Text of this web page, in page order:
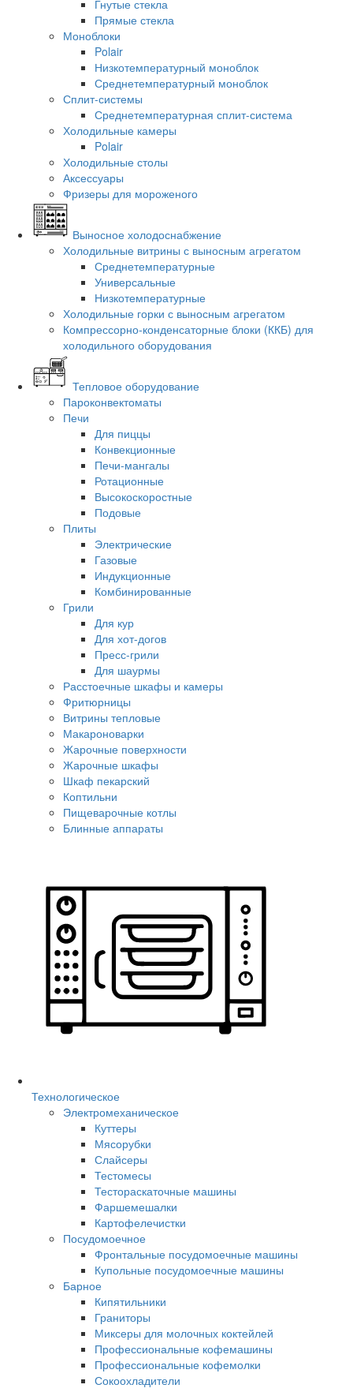
Гнутые стекла
Прямые стекла
Моноблоки
Polair
Низкотемпературный моноблок
Среднетемпературный моноблок
Сплит-системы
Среднетемпературная сплит-система
Холодильные камеры
Polair
Холодильные столы
Аксессуары
Фризеры для мороженого
Выносное холодоснабжение
Холодильные витрины с выносным агрегатом
Среднетемпературные
Универсальные
Низкотемпературные
Холодильные горки с выносным агрегатом
Компрессорно-конденсаторные блоки (ККБ) для
холодильного оборудования
Тепловое оборудование
Пароконвектоматы
Печи
Для пиццы
Конвекционные
Печи-мангалы
Ротационные
Высокоскоростные
Подовые
Плиты
Электрические
Газовые
Индукционные
Комбинированные
Грили
Для кур
Для хот-догов
Пресс-грили
Для шаурмы
Расстоечные шкафы и камеры
Фритюрницы
Витрины тепловые
Макароноварки
Жарочные поверхности
Жарочные шкафы
Шкаф пекарский
Коптильни
Пищеварочные котлы
Блинные аппараты
Технологическое
Электромеханическое
Куттеры
Мясорубки
Слайсеры
Тестомесы
Тестораскаточные машины
Фаршемешалки
Картофелечистки
Посудомоечное
Фронтальные посудомоечные машины
Купольные посудомоечные машины
Барное
Кипятильники
Граниторы
Миксеры для молочных коктейлей
Профессиональные кофемашины
Профессиональные кофемолки
Сокоохладители